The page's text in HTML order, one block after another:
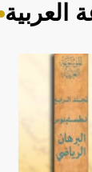
العربية